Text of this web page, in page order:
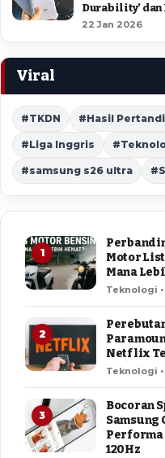
Durability’ dan
22 Jan 2026
Viral
#TKDN #Hasil
#Liga Inggris
#samsung s26 ultra
1
Motor
Mana
Teknologi •
2
Netflix
Teknologi •
3
Bocoran
Samsung
Performa
120Hz